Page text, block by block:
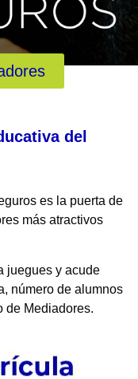
del
es la puerta de
más atractivos
juegues y acude
número de alumnos
de Mediadores.